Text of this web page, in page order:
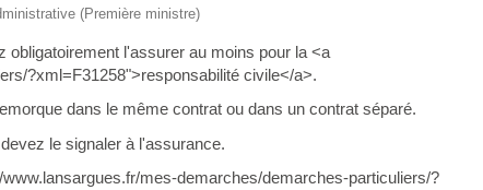
(Première ministre)
obligatoirement l'assurer au moins pour la <a
?xml=F31258">responsabilité civile</a>.
dans le même contrat ou dans un contrat séparé.
le signaler à l'assurance.
mes-demarches/demarches-particuliers/?